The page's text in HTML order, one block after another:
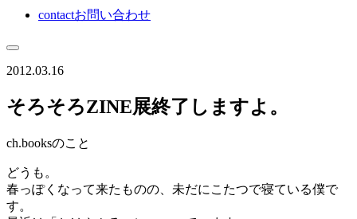
contactお問い合わせ
2012.03.16
そろそろZINE展終了しますよ。
ch.booksのこと
どうも。
春っぽくなって来たものの、未だにこたつで寝ている僕で
す。